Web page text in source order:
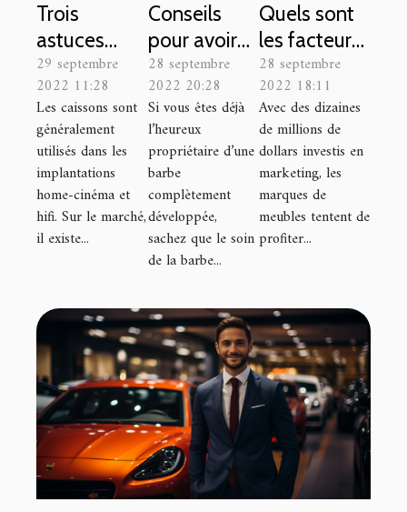
Trois
astuces
pour choisir
un meilleur
caisson de
hauts fonds
pour sa
maison
29 septembre
2022 11:28
Les caissons sont
généralement
utilisés dans les
implantations
home-cinéma et
hifi. Sur le marché,
il existe...
Conseils
pour avoir
une jolie
barbe
28 septembre
2022 20:28
Si vous êtes déjà
l’heureux
propriétaire d’une
barbe
complètement
développée,
sachez que le soin
de la barbe...
Quels sont
les facteurs
cruciaux
pour
prendre la
bonne
décision lors
du choix
d'une chaise
gamer ou
de bureau ?
28 septembre
2022 18:11
Avec des dizaines
de millions de
dollars investis en
marketing, les
marques de
meubles tentent de
profiter...